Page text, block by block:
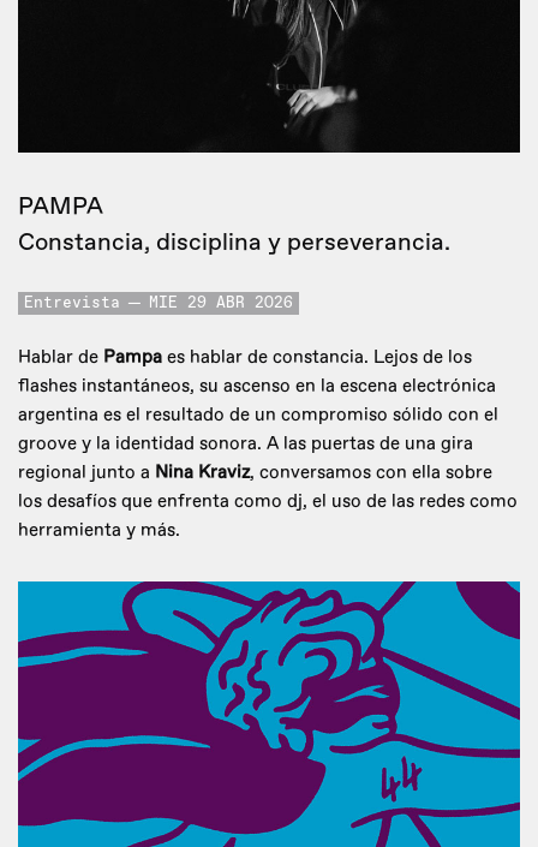
PAMPA
Constancia, disciplina y perseverancia.
Entrevista MIE 29 ABR 2026
Hablar de Pampa es hablar de constancia. Lejos de los
flashes instantáneos, su ascenso en la escena electrónica
argentina es el resultado de un compromiso sólido con el
groove y la identidad sonora. A las puertas de una gira
regional junto a Nina Kraviz, conversamos con ella sobre
los desafíos que enfrenta como dj, el uso de las redes como
herramienta y más.